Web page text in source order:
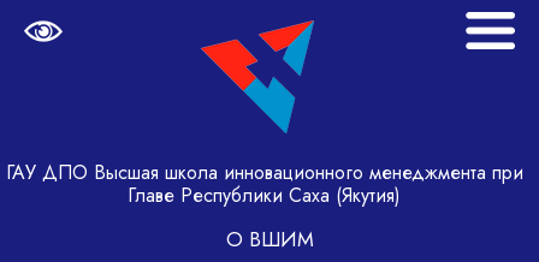
ГАУ ДПО Высшая школа инновационного менеджмента при
Главе Республики Саха (Якутия)
О ВШИМ